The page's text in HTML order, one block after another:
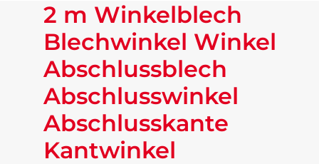
2 m Winkelblech
Blechwinkel Winkel
Abschlussblech
Abschlusswinkel
Abschlusskante
Kantwinkel